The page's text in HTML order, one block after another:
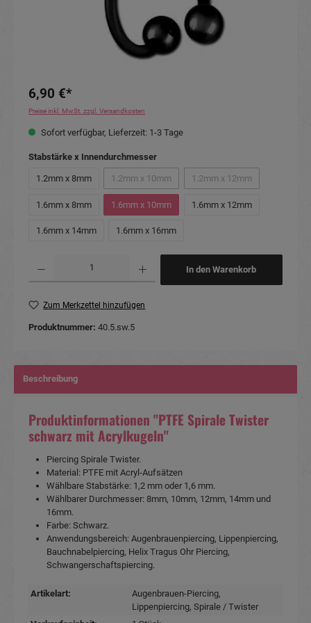
6,90 €*
Preise inkl. MwSt. zzgl. Versandkosten
Sofort verfügbar, Lieferzeit: 1-3 Tage
Stabstärke x Innendurchmesserauswählen
1.2mm x 8mm 1.2mm x 10mm(Diese Option ist zurzeit nicht verfügbar.)
1.2mm x 12mm(Diese Option ist zurzeit
1.6mm x 8mm 1.6mm x 10mm 1.6mm x 12mm
1.6mm x 14mm 1.6mm x 16mm
In den Warenkorb
Zum Merkzettel hinzufügen
Produktnummer: 40.5.sw.5
Beschreibung
Produktinformationen "PTFE Spirale Twister
schwarz mit Acrylkugeln"
Piercing Spirale Twister.
Material: PTFE mit Acryl-Aufsätzen
Wählbare Stabstärke: 1,2 mm oder 1,6 mm.
Wählbarer Durchmesser: 8mm, 10mm, 12mm, 14mm und
16mm.
Farbe: Schwarz.
Anwendungsbereich: Augenbrauenpiercing, Lippenpiercing,
Bauchnabelpiercing, Helix Tragus Ohr Piercing,
Schwangerschaftspiercing.
Artikelart: Augenbrauen-Piercing,
Lippenpiercing, Spirale / Twister